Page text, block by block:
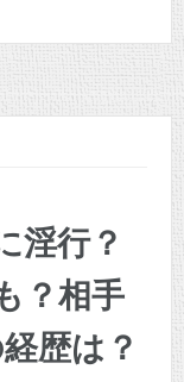
淫行？
？相手
歴は？